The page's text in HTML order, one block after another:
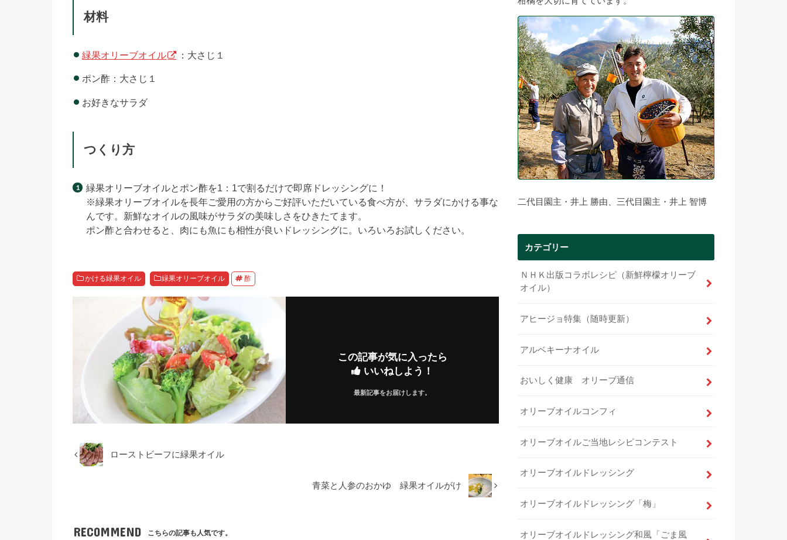
材料
緑果オリーブオイル ：大さじ１
ポン酢：大さじ１
お好きなサラダ
つくり方
緑果オリーブオイルとポン酢を1：1で割るだけで即席ドレッシングに！
※緑果オリーブオイルを長年ご愛用の方からご好評いただいている食べ方が、サラダにかける事な
んです。新鮮なオイルの風味がサラダの美味しさをひきたてます。
ポン酢と合わせると、肉にも魚にも相性が良いドレッシングに。いろいろお試しください。
かける緑果オイル 緑果オリーブオイル 酢
この記事が気に入ったら
いいねしよう！
最新記事をお届けします。
ローストビーフに緑果オイル
青菜と人参のおかゆ 緑果オイルがけ
RECOMMEND こちらの記事も人気です。
二代目園主・井上 勝由、三代目園主・井上 智博
カテゴリー
ＮＨＫ出版コラボレシピ（新鮮檸檬オリーブ
オイル）
アヒージョ特集（随時更新）
アルベキーナオイル
おいしく健康 オリーブ通信
オリーブオイルコンフィ
オリーブオイルご当地レシピコンテスト
オリーブオイルドレッシング
オリーブオイルドレッシング「梅」
オリーブオイルドレッシング和風「ごま風